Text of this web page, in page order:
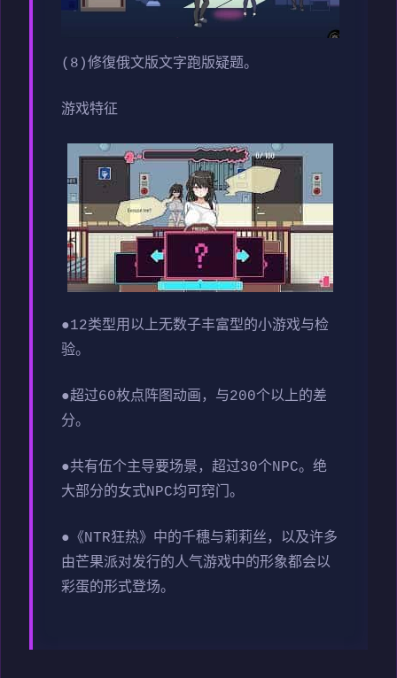
(8)修復俄文版文字跑版疑题。
游戏特征
●12类型用以上无数子丰富型的小游戏与检
验。
●超过60枚点阵图动画，与200个以上的差
分。
●共有伍个主导要场景，超过30个NPC。绝
大部分的女式NPC均可窍门。
●《NTR狂热》中的千穗与莉莉丝，以及许多
由芒果派对发行的人气游戏中的形象都会以
彩蛋的形式登场。